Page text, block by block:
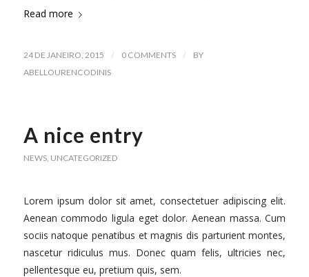
Read more
24 DE JANEIRO, 2015 / 0 COMMENTS /
BY
ABELLOURENCODINIS
A nice entry
NEWS, UNCATEGORIZED
Lorem ipsum dolor sit amet, consectetuer adipiscing elit.
Aenean commodo ligula eget dolor. Aenean massa. Cum
sociis natoque penatibus et magnis dis parturient montes,
nascetur ridiculus mus. Donec quam felis, ultricies nec,
pellentesque eu, pretium quis, sem.